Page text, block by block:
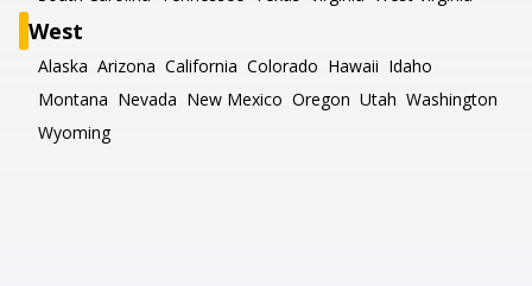
West
Alaska Arizona California Colorado Hawaii Idaho
Montana Nevada New Mexico Oregon Utah Washington
Wyoming